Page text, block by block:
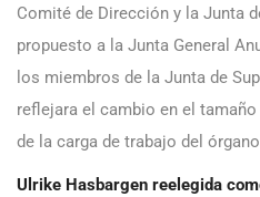
Comité de Dirección y la Junta
propuesto a la Junta General
los miembros de la Junta de
reflejara el cambio en el
de la carga de trabajo del
Ulrike Hasbargen reelegida